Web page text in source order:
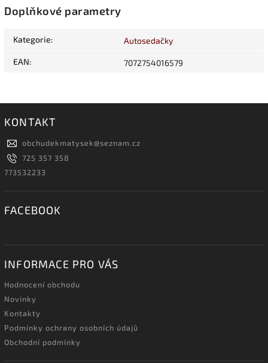
Doplňkové parametry
Kategorie: Autosedačky
EAN: 7072754016579
KONTAKT
obchudekmatysek@seznam.cz
725 357 358
773532233
FACEBOOK
INFORMACE PRO VÁS
Hodnocení obchodu
Novinky
Kontakty
Podmínky ochrany osobních údajů
Obchodní podmínky